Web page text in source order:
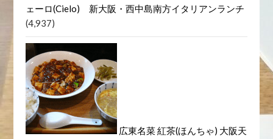
ェーロ(Cielo) 新大阪・西中島南方イタリアンランチ
(4,937)
広東名菜 紅茶(ほんちゃ) 大阪天